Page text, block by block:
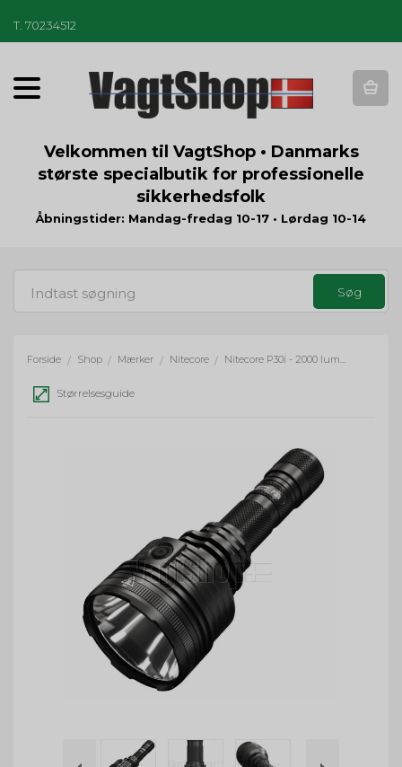
T 70234512
T
o
g
a
t
n
Velkommen til VagtShop • Danmarks
største specialbutik for professionelle
sikkerhedsfolk
Åbningstider: Mandag-fredag 10-17 • Lørdag 10-14
Forside / Shop / Mærker / Nitecore / Nitecore P30i - 2000 lumens
Størrelsesguide